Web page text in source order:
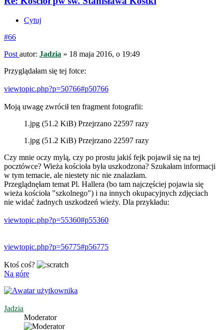
Cytuj
#66
Post autor: Jadzia » 18 maja 2016, o 19:49
Przyglądałam się tej fotce:
viewtopic.php?p=50766#p50766
Moją uwagę zwrócił ten fragment fotografii:
1.jpg (51.2 KiB) Przejrzano 22597 razy
1.jpg (51.2 KiB) Przejrzano 22597 razy
Czy mnie oczy mylą, czy po prostu jakiś fejk pojawił się na tej
pocztówce? Wieża kościoła była uszkodzona? Szukałam informacji
w tym temacie, ale niestety nic nie znalazłam.
Przeglądnęłam temat Pl. Hallera (bo tam najczęściej pojawia się
wieża kościoła "szkolnego") i na innych okupacyjnych zdjęciach
nie widać żadnych uszkodzeń wieży. Dla przykładu:
viewtopic.php?p=55360#p55360
viewtopic.php?p=56775#p56775
Ktoś coś?
Na górę
Jadzia
Moderator